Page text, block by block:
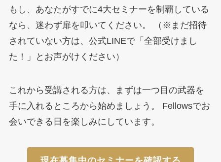
もし、あなたがすでに4大セミナーを制覇している
なら、迷わず扉を叩いてください。 （※まだ招待
されていない方は、公式LINEで「全部受けまし
た！」とお声がけください）
これから受講される方は、まずは一つ目の武器を
手に入れるところから始めましょう。 Fellowsでお
会いできる日を楽しみにしています。